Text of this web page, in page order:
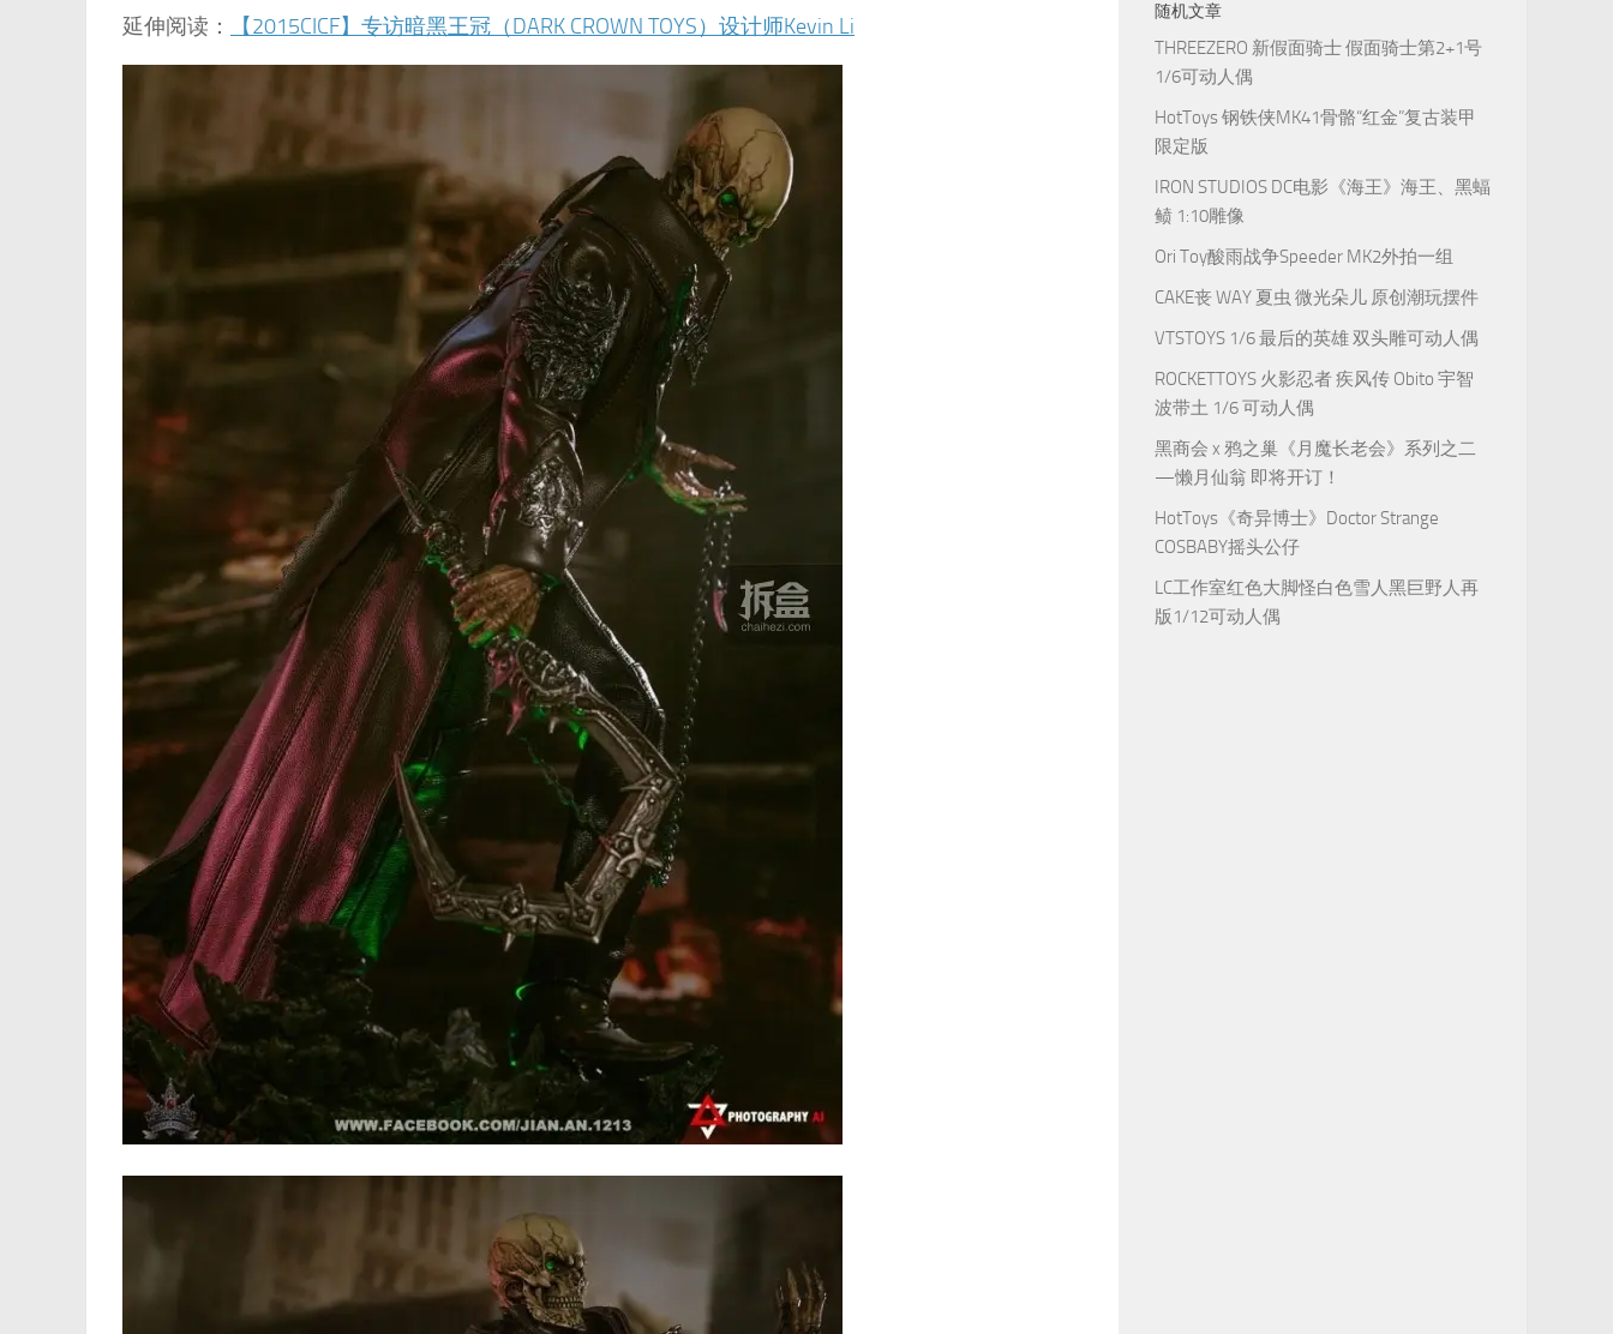
延伸阅读： 【2015CICF】专访暗黑王冠（DARK CROWN TOYS）设计师Kevin Li
随机文章
THREEZERO 新假面骑士 假面骑士第2+1号
1/6可动人偶
HotToys 钢铁侠MK41骨骼“红金”复古装甲
限定版
IRON STUDIOS DC电影《海王》海王、黑蝠
鲼 1:10雕像
Ori Toy酸雨战争Speeder MK2外拍一组
CAKE丧 WAY 夏虫 微光朵儿 原创潮玩摆件
VTSTOYS 1/6 最后的英雄 双头雕可动人偶
ROCKETTOYS 火影忍者 疾风传 Obito 宇智
波带土 1/6 可动人偶
黑商会 x 鸦之巢《月魔长老会》系列之二
—懒月仙翁 即将开订！
HotToys《奇异博士》Doctor Strange
COSBABY摇头公仔
LC工作室红色大脚怪白色雪人黑巨野人再
版1/12可动人偶